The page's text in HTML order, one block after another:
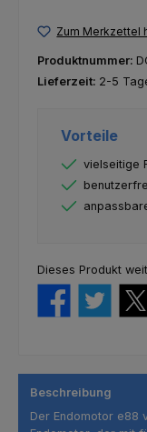
Zum Merkzettel
Produktnummer:
Lieferzeit: 2-5
Vorteile
vielseitige
Dieses Produkt
Beschreibung
Der Endomotor e88